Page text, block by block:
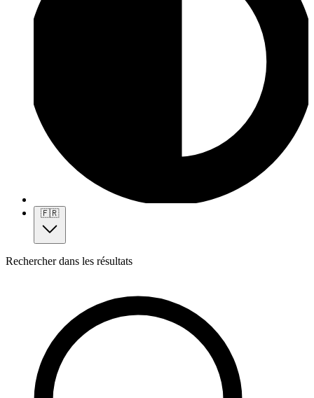
🇫🇷
Rechercher dans les résultats